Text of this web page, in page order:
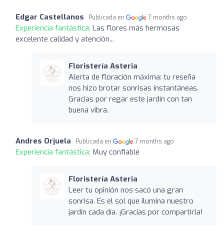
Edgar Castellanos Publicada en 7 months ago
Experiencia fantástica: Las flores más hermosas
excelente calidad y atención...
Floristería Asteria
Alerta de floración máxima: tu reseña
nos hizo brotar sonrisas instantáneas.
Gracias por regar este jardín con tan
buena vibra.
Andres Orjuela Publicada en 7 months ago
Experiencia fantástica: Muy confiable
Floristería Asteria
Leer tu opinión nos sacó una gran
sonrisa. Es el sol que ilumina nuestro
jardín cada día. ¡Gracias por compartirla!